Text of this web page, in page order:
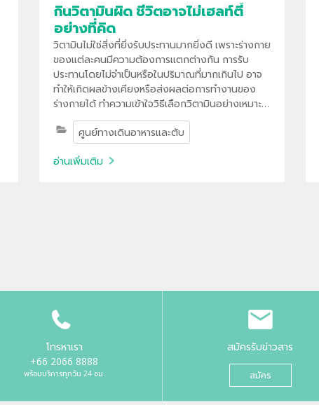
กินวิตามินผิด ชีวิตอาจไม่เฮลท์ตี้
อย่างที่คิด
วิตามินไม่ใช่สิ่งที่ยิ่งรับประทานมากยิ่งดี เพราะร่างกาย
ของแต่ละคนมีความต้องการแตกต่างกัน การรับ
ประทานโดยไม่จำเป็นหรือในปริมาณที่มากเกินไป อาจ
ทำให้เกิดผลข้างเคียงหรือส่งผลต่อการทำงานของ
ร่างกายได้ ทำความเข้าใจวิธีเลือกวิตามินอย่างเหมาะ
สม และเหตุผลที่ควรพิจารณาจากภาวะสุขภาพ อาหาร
ที่รับประทาน ตามคำแนะนำของแพทย์
ศูนย์ทางเดินอาหารและตับ
อ่านเพิ่มเติม
โทรหาเรา
+66 2066 8888
พร้อมบริการทุกวัน 24 ชม.
สมัครรับข่าวสาร
สมัคร